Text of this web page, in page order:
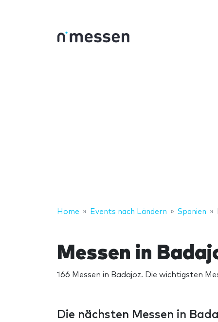
Home Events nach Ländern Spanien
Messen in
166 Messen in Badajoz. Die wichtigsten
Die nächsten Messen in